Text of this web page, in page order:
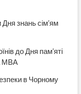
знань сім’ям
до Дня пам’яті
МВА
в Чорному